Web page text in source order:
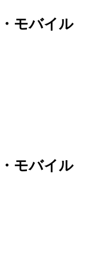
モバイル
モバイル